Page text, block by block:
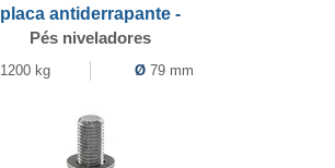
placa antiderrapante -
Pés niveladores
1200 kg Ø 79 mm